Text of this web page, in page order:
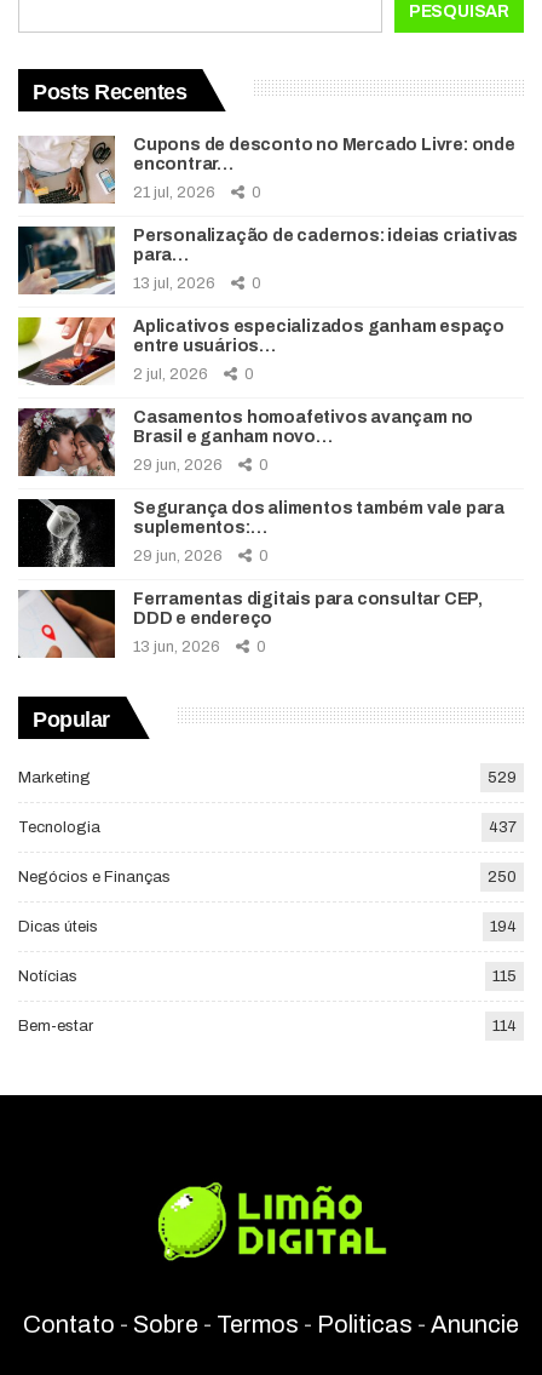
PESQUISAR
Posts Recentes
Cupons de desconto no Mercado Livre: onde
encontrar…
21 jul, 2026 0
Personalização de cadernos: ideias criativas
para…
13 jul, 2026 0
Aplicativos especializados ganham espaço
entre usuários…
2 jul, 2026 0
Casamentos homoafetivos avançam no
Brasil e ganham novo…
29 jun, 2026 0
Segurança dos alimentos também vale para
suplementos:…
29 jun, 2026 0
Ferramentas digitais para consultar CEP,
DDD e endereço
13 jun, 2026 0
Popular
Marketing 529
Tecnologia 437
Negócios e Finanças 250
Dicas úteis 194
Notícias 115
Bem-estar 114
Contato - Sobre - Termos - Politicas - Anuncie